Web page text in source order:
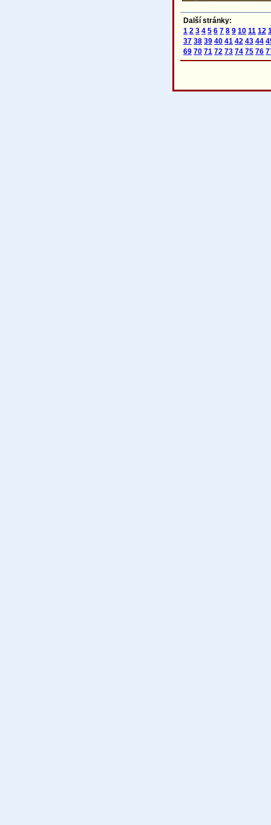
Další stránky:
1 2 3 4 5 6 7 8 9 10 11 12
37 38 39 40 41 42 43 44
69 70 71 72 73 74 75 76